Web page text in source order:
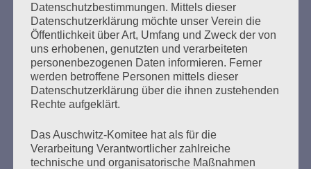
der
Beiträge
Zurück 29
"Erinnern heißt handeln" bedeutet für mich, für uns,
auseinanderzusetzen, bevor es wieder zu spät ist
für eine Gegenwehr gegen rechts.
Datenschutzbestimmungen. Mittels dieser
Datenschutzerklärung möchte unser Verein die
Öffentlichkeit über Art, Umfang und Zweck der von
uns erhobenen, genutzten und verarbeiteten
personenbezogenen Daten informieren. Ferner
werden betroffene Personen mittels dieser
Datenschutzerklärung über die ihnen zustehenden
Rechte aufgeklärt.
Das Auschwitz-Komitee hat als für die
Verarbeitung Verantwortlicher zahlreiche
technische und organisatorische Maßnahmen